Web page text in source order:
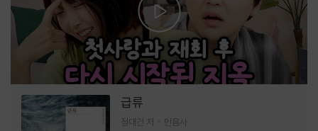
급류
정대건 저 민음사